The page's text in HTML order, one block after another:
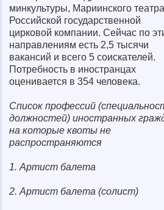
минкультуры, Мариинского
Российской государственной
цирковой компании. Сейчас по
направлениям есть 2,5 тысячи
вакансий и всего 5 соискателей.
Потребность в иностранцах
оценивается в 354 человека.
Список профессий
должностей) иностранных
на которые квоты не
распространяются
1. Артист балета
2. Артист балета (солист)